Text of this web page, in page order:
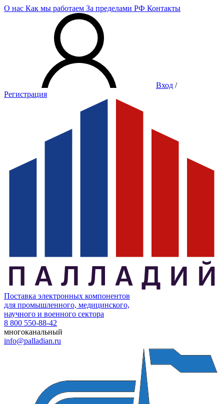
О нас Как мы работаем За пределами РФ Контакты
Вход /
Регистрация
Поставка электронных компонентов
для промышленного, медицинского,
научного и военного сектора
8 800 550-88-42
многоканальный
info@palladian.ru